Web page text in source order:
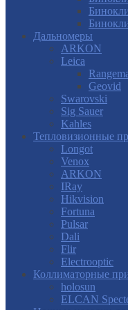
Дальномеры
ARKON
Leica
Geovid
Swarovski
Sig Sauer
Kahles
Тепловизионные
Longot
Venox
ARKON
IRay
Hikvision
Fortuna
Pulsar
Dali
Flir
Electrooptic
Коллиматорные
holosun
ELCAN